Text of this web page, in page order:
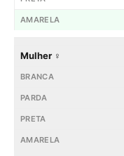
Mulher ♀